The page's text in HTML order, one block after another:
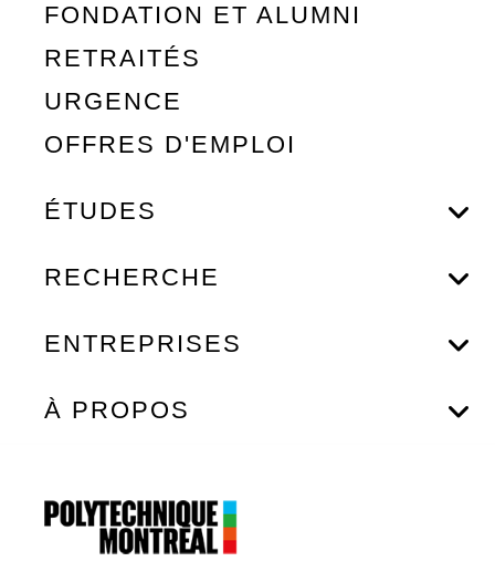
FONDATION ET ALUMNI
RETRAITÉS
URGENCE
OFFRES D'EMPLOI
ÉTUDES
RECHERCHE
ENTREPRISES
À PROPOS